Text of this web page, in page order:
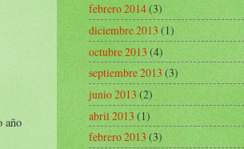
año
febrero 2014(3)
diciembre 2013(1)
octubre 2013(4)
septiembre 2013(3)
junio 2013(2)
abril 2013(1)
febrero 2013(3)